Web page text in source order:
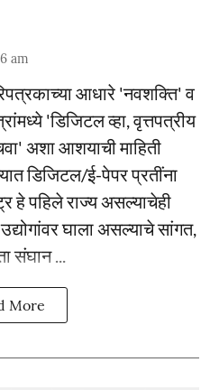
am
आधारे 'नवशक्ति' व
'डिजिटल व्हा, वृत्तपत्रीय
अशा आशयाची माहिती
डिजिटल/ई-पेपर प्रतींना
हे पहिले राज्य असल्याचेही
घाला असल्याचे सांगत,
संघान ...
More